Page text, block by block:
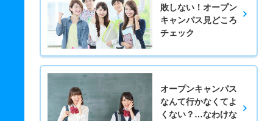
敗しない！オープン
キャンパス見どころ
チェック
オープンキャンパス
なんて行かなくてよ
くない？…なわけな